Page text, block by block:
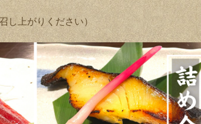
し上がりください）